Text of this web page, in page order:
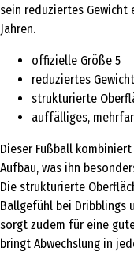
sein reduziertes Gewicht
Jahren.
offizielle Größe 5
reduziertes
strukturierte
auffälliges,
Dieser Fußball
Aufbau, was ihn
Die strukturierte
Ballgefühl bei Dribblings
sorgt zudem für eine
bringt Abwechslung in